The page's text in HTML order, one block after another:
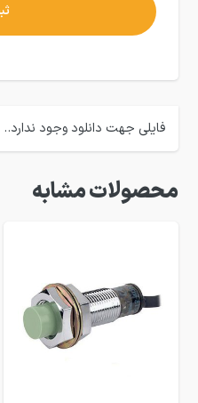
فایلی جهت دانلود وجود ندارد..
محصولات مشابه